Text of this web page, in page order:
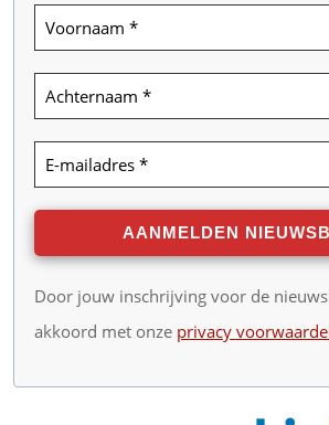
Door jouw inschrijving voor de
akkoord met onze privacy